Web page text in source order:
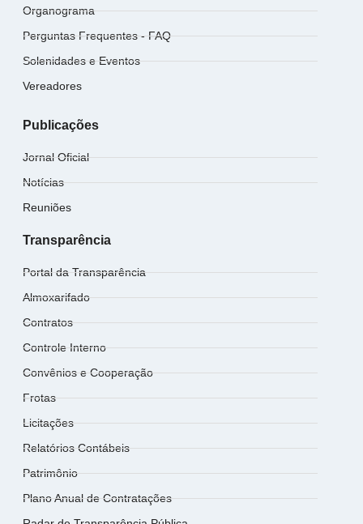
Organograma
Perguntas Frequentes - FAQ
Solenidades e Eventos
Vereadores
Publicações
Jornal Oficial
Notícias
Reuniões
Transparência
Portal da Transparência
Almoxarifado
Contratos
Controle Interno
Convênios e Cooperação
Frotas
Licitações
Relatórios Contábeis
Patrimônio
Plano Anual de Contratações